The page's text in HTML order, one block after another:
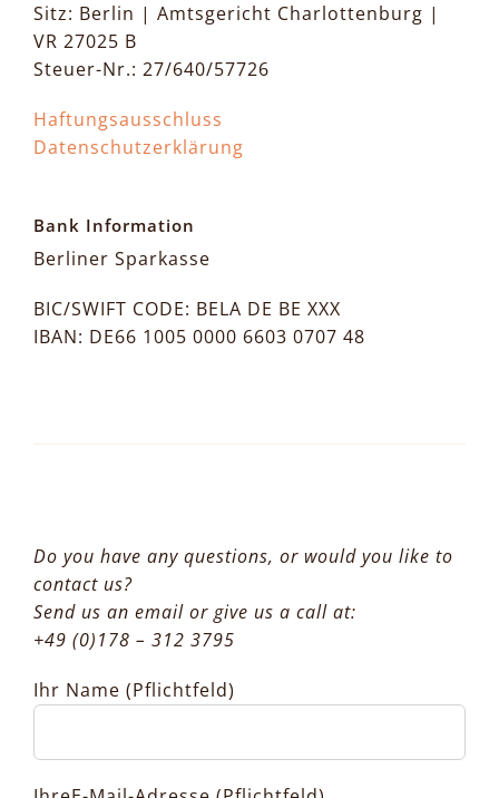
Sitz: Berlin | Amtsgericht Charlottenburg |
VR 27025 B
Steuer-Nr.: 27/640/57726
Haftungsausschluss
Datenschutzerklärung
Bank Information
Berliner Sparkasse
BIC/SWIFT CODE: BELA DE BE XXX
IBAN: DE66 1005 0000 6603 0707 48
Do you have any questions, or would you like to
contact us?
Send us an email or give us a call at:
+49 (0)178 – 312 3795
Ihr Name (Pflichtfeld)